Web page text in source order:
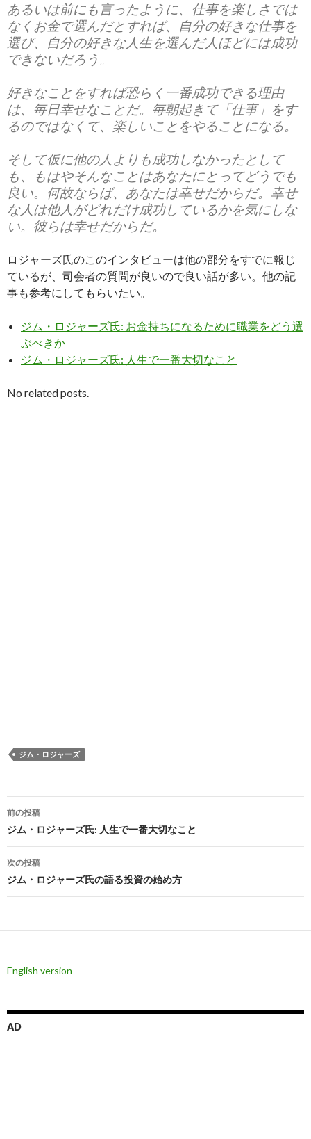
あるいは前にも言ったように、仕事を楽しさでは
なくお金で選んだとすれば、自分の好きな仕事を
選び、自分の好きな人生を選んだ人ほどには成功
できないだろう。
好きなことをすれば恐らく一番成功できる理由
は、毎日幸せなことだ。毎朝起きて「仕事」をす
るのではなくて、楽しいことをやることになる。
そして仮に他の人よりも成功しなかったとして
も、もはやそんなことはあなたにとってどうでも
良い。何故ならば、あなたは幸せだからだ。幸せ
な人は他人がどれだけ成功しているかを気にしな
い。彼らは幸せだからだ。
ロジャーズ氏のこのインタビューは他の部分をすでに報じ
ているが、司会者の質問が良いので良い話が多い。他の記
事も参考にしてもらいたい。
ジム・ロジャーズ氏: お金持ちになるために職業をどう選
ぶべきか
ジム・ロジャーズ氏: 人生で一番大切なこと
No related posts.
ジム・ロジャーズ
投
稿
ナ
ビ
ゲ
ー
ョ
前の投稿
ジム・ロジャーズ氏: 人生で一番大切なこと
次の投稿
ジム・ロジャーズ氏の語る投資の始め方
English version
AD